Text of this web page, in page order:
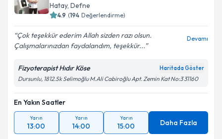
Hatay, Defne
4.9 (194 Değerlendirme)
Çok teşekkür ederim Allah sizden razı olsun.
Çalışmalarınızdan faydalandım, teşekkür...
Devamı
Fizyoterapist Hıdır Köse Haritada Göster
Dursunlu, 1812.Sk Selimoğlu M.Ali Cabiroğlu Apt. Zemin Kat No:3 31160
En Yakın Saatler
Yarın
13:00
Yarın
14:00
Yarın
15:00 Daha Fazla